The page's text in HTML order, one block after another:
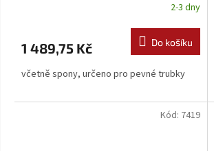
2-3 dny
1 489,75 Kč Do košíku
včetně spony, určeno pro pevné trubky
Kód: 7419